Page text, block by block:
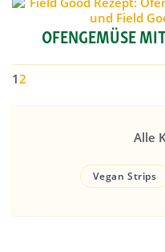
OFENGEMÜSE
12
Alle
Vegan Strips